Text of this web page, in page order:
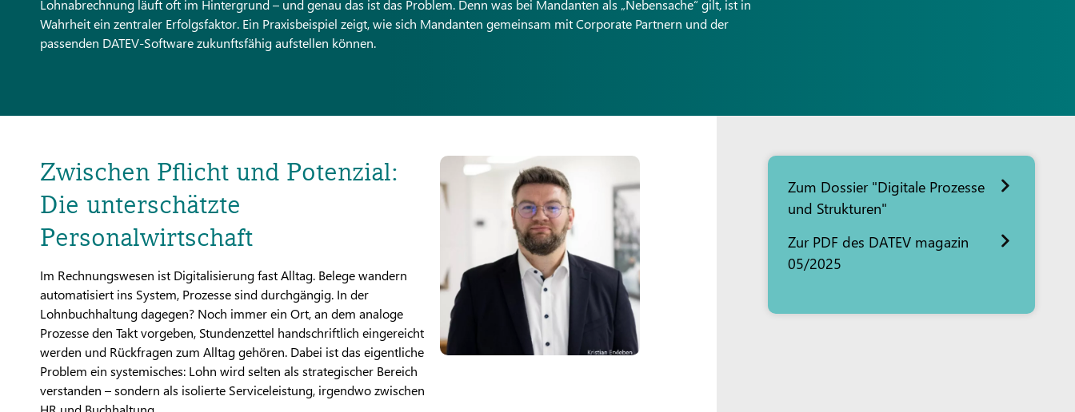
Lohnabrechnung läuft oft im Hintergrund – und genau das ist das Problem. Denn was bei Mandanten als „Nebensache“ gilt, ist in
Wahrheit ein zentraler Erfolgsfaktor. Ein Praxisbeispiel zeigt, wie sich Mandanten gemeinsam mit Corporate Partnern und der
passenden DATEV-Software zukunftsfähig aufstellen können.
Zwischen Pflicht und Potenzial:
Die unterschätzte
Personalwirtschaft
Im Rechnungswesen ist Digitalisierung fast Alltag. Belege wandern
automatisiert ins System, Prozesse sind durchgängig. In der
Lohnbuchhaltung dagegen? Noch immer ein Ort, an dem analoge
Prozesse den Takt vorgeben, Stundenzettel handschriftlich eingereicht
werden und Rückfragen zum Alltag gehören. Dabei ist das eigentliche
Problem ein systemisches: Lohn wird selten als strategischer Bereich
verstanden – sondern als isolierte Serviceleistung, irgendwo zwischen
Zum Dossier "Digitale Prozesse
und Strukturen"
Zur PDF des DATEV magazin
05/2025